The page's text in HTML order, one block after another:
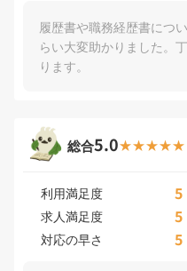
履歴書や職務経歴書につ
らい大変助かりました。
ります。
総合5.0
利用満足度 5
求人満足度 5
対応の早さ 5